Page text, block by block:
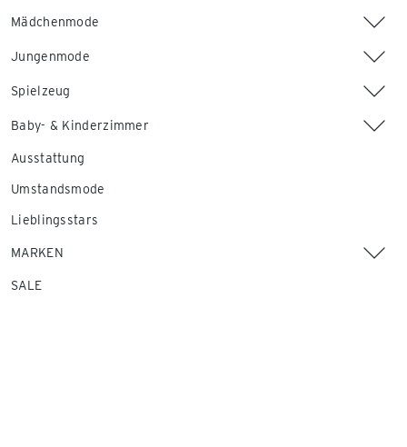
Mädchenmode
Jungenmode
Spielzeug
Baby- & Kinderzimmer
Ausstattung
Umstandsmode
Lieblingsstars
MARKEN
SALE